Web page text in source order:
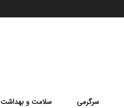
سرگرمی سلامت و بهداشت